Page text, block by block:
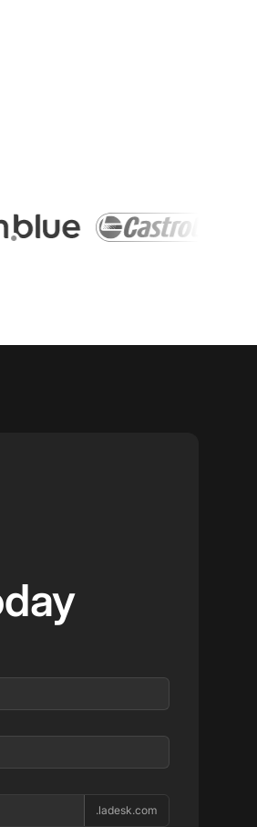
.ladesk.com